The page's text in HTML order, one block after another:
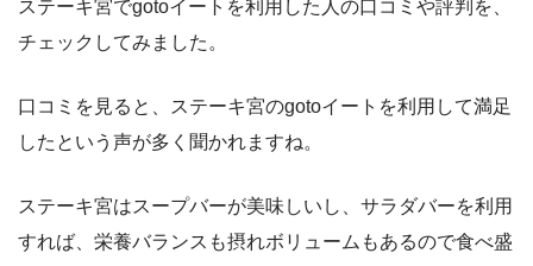
ステーキ宮でgotoイートを利用した人の口コミや評判を、
チェックしてみました。
口コミを見ると、ステーキ宮のgotoイートを利用して満足
したという声が多く聞かれますね。
ステーキ宮はスープバーが美味しいし、サラダバーを利用
すれば、栄養バランスも摂れボリュームもあるので食べ盛